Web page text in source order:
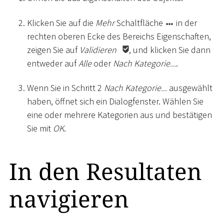
Klicken Sie auf die MehrSchaltfläche
in der
rechten oberen Ecke des Bereichs Eigenschaften,
zeigen Sie auf Validieren
, und klicken Sie dann
entweder aufAlleoderNach Kategorie....
Wenn Sie in Schritt 2 Nach Kategorie... ausgewählt
haben, öffnet sich ein Dialogfenster. Wählen Sie
eine oder mehrere Kategorien aus und bestätigen
Sie mit OK.
In den Resultaten
navigieren